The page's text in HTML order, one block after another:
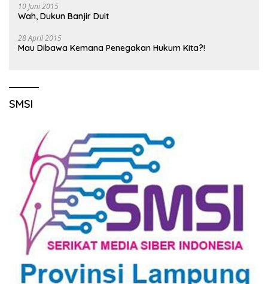
10 Juni 2015
Wah, Dukun Banjir Duit
28 April 2015
Mau Dibawa Kemana Penegakan Hukum Kita?!
SMSI